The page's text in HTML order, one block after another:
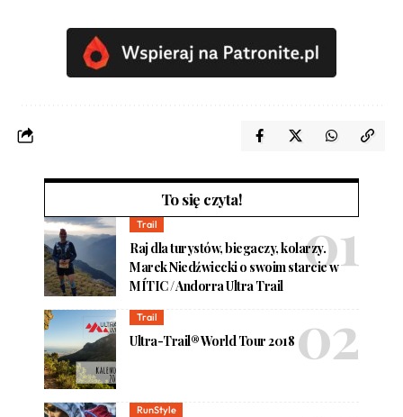
To się czyta!
Trail
Raj dla turystów, biegaczy, kolarzy.
Marek Niedźwiecki o swoim starcie w
MÍTIC / Andorra Ultra Trail
Trail
Ultra-Trail® World Tour 2018
RunStyle